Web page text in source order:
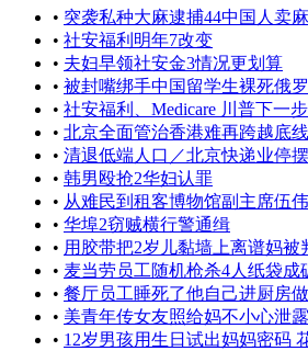
• 突袭私种大麻逮捕44中国人卖
• 社安福利明年7改变
• 夫妇早领社安金3情况更划算
• 被封嘴绑手中国留学生裸死俄
• 社安福利、Medicare 川普下一
• 北京全面管治香港难再跨越底线
• 清退低端人口／北京快递业停
• 韩男殴抢2华妇认罪
• 从难民到租客博物馆副主席伍
• 华埠2窃贼横行警通缉
• 用胶带把2岁儿黏墙上离谱妈被
• 麦当劳员工随机枪杀4人纸袋成
• 餐厅员工睡死了他自己进厨房
• 美青年传女友照给妈不小心泄
• 12岁男孩用生日试出妈妈密码